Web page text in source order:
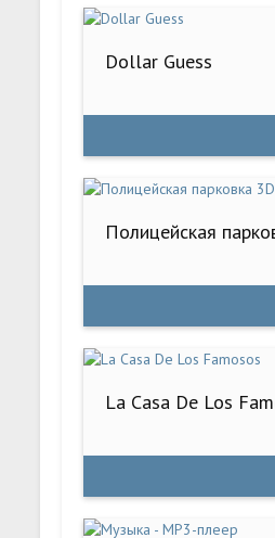
Dollar Guess
Полицейская
La Casa De Los